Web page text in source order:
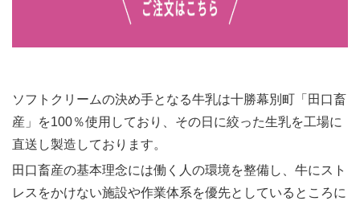
ソフトクリームの決め手となる牛乳は十勝幕別町「田口畜
産」を100％使用しており、その日に絞った生乳を工場に
直送し製造しております。
田口畜産の基本理念には働く人の環境を整備し、牛にスト
レスをかけない施設や作業体系を優先としているところに